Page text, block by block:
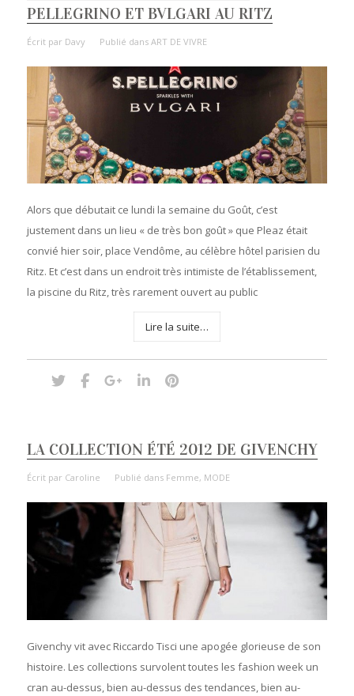
PELLEGRINO ET BVLGARI AU RITZ
Écrit par Davy Publié dans ART DE VIVRE
Alors que débutait ce lundi la semaine du Goût, c’est
justement dans un lieu « de très bon goût » que Pleaz était
convié hier soir, place Vendôme, au célèbre hôtel parisien du
Ritz. Et c’est dans un endroit très intimiste de l’établissement,
la piscine du Ritz, très rarement ouvert au public
Lire la suite…
LA COLLECTION ÉTÉ 2012 DE GIVENCHY
Écrit par Caroline Publié dans Femme, MODE
Givenchy vit avec Riccardo Tisci une apogée glorieuse de son
histoire. Les collections survolent toutes les fashion week un
cran au-dessus, bien au-dessus des tendances, bien au-